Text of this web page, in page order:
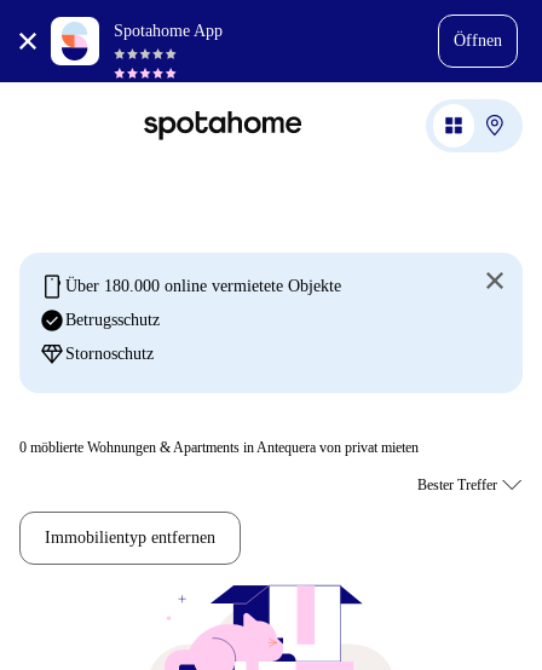
Spotahome App
Öffnen
mobile Über 180.000 online vermietete Objekte
check_circleBetrugsschutz
diamond Stornoschutz
0 möblierte Wohnungen & Apartments in Antequera von privat mieten
Immobilientyp entfernen